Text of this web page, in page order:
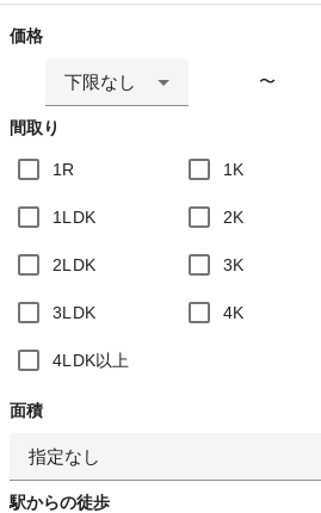
価格
下限なし 〜
間取り
1R 1K
1LDK 2K
2LDK 3K
3LDK 4K
4LDK以上
面積
指定なし
駅からの徒歩